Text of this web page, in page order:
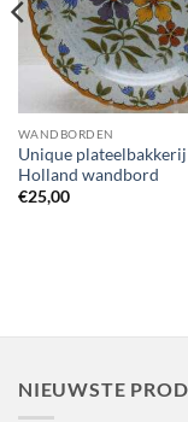
WANDBORDEN
Unique
Holland wandbord
€25,00
NIEUWSTE